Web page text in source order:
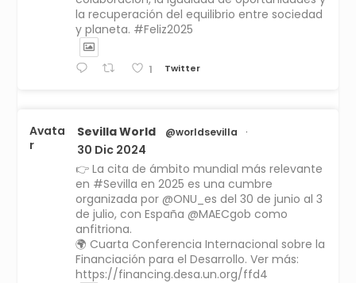
la recuperación del equilibrio entre sociedad
y planeta. #Feliz2025
1 Twitter
Avata
r
Sevilla World @worldsevilla ·
30 Dic 2024
👉 La cita de ámbito mundial más relevante
en #Sevilla en 2025 es una cumbre
organizada por @ONU_es del 30 de junio al 3
de julio, con España @MAECgob como
anfitriona.
🌍 Cuarta Conferencia Internacional sobre la
Financiación para el Desarrollo. Ver más:
https://financing.desa.un.org/ffd4